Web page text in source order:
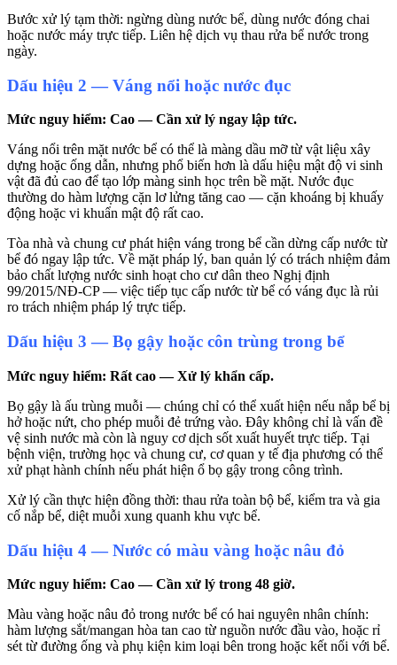
Bước xử lý tạm thời: ngừng dùng nước bể, dùng nước đóng chai
hoặc nước máy trực tiếp. Liên hệ dịch vụ thau rửa bể nước trong
ngày.
Dấu hiệu 2 — Váng nổi hoặc nước đục
Mức nguy hiểm: Cao — Cần xử lý ngay lập tức.
Váng nổi trên mặt nước bể có thể là màng dầu mỡ từ vật liệu xây
dựng hoặc ống dẫn, nhưng phổ biến hơn là dấu hiệu mật độ vi sinh
vật đã đủ cao để tạo lớp màng sinh học trên bề mặt. Nước đục
thường do hàm lượng cặn lơ lửng tăng cao — cặn khoáng bị khuấy
động hoặc vi khuẩn mật độ rất cao.
Tòa nhà và chung cư phát hiện váng trong bể cần dừng cấp nước từ
bể đó ngay lập tức. Về mặt pháp lý, ban quản lý có trách nhiệm đảm
bảo chất lượng nước sinh hoạt cho cư dân theo Nghị định
99/2015/NĐ-CP — việc tiếp tục cấp nước từ bể có váng đục là rủi
ro trách nhiệm pháp lý trực tiếp.
Dấu hiệu 3 — Bọ gậy hoặc côn trùng trong bể
Mức nguy hiểm: Rất cao — Xử lý khẩn cấp.
Bọ gậy là ấu trùng muỗi — chúng chỉ có thể xuất hiện nếu nắp bể bị
hở hoặc nứt, cho phép muỗi đẻ trứng vào. Đây không chỉ là vấn đề
vệ sinh nước mà còn là nguy cơ dịch sốt xuất huyết trực tiếp. Tại
bệnh viện, trường học và chung cư, cơ quan y tế địa phương có thể
xử phạt hành chính nếu phát hiện ổ bọ gậy trong công trình.
Xử lý cần thực hiện đồng thời: thau rửa toàn bộ bể, kiểm tra và gia
cố nắp bể, diệt muỗi xung quanh khu vực bể.
Dấu hiệu 4 — Nước có màu vàng hoặc nâu đỏ
Mức nguy hiểm: Cao — Cần xử lý trong 48 giờ.
Màu vàng hoặc nâu đỏ trong nước bể có hai nguyên nhân chính:
hàm lượng sắt/mangan hòa tan cao từ nguồn nước đầu vào, hoặc rỉ
sét từ đường ống và phụ kiện kim loại bên trong hoặc kết nối với bể.